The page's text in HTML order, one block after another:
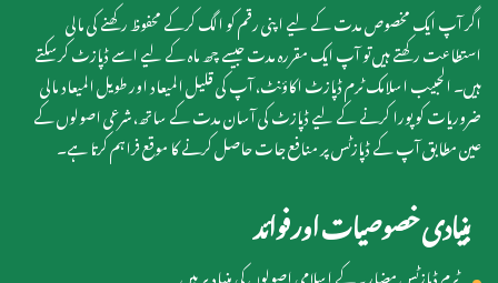
اگر آپ ایک مخصوص مدت کے لیے اپنی رقم کو الگ کرکے محفوظ رکھنے کی مالی
استطاعت رکھتے ہیں تو آپ ایک مقررہ مدت جیسے چھ ماہ کے لیے اسے ڈپازٹ کرسکتے
ہیں۔ الحبیب اسلامک ٹرم ڈپازٹ اکاؤنٹ، آپ کی قلیل المیعاد اور طویل المیعاد مالی
ضروریات کو پورا کرنے کے لیے ڈپازٹ کی آسان مدت کے ساتھ، شرعی اصولوں کے
عین مطابق آپ کے ڈپازٹس پر منافع جات حاصل کرنے کا موقع فراہم کرتا ہے۔
بنیادی خصوصیات اور فوائد
ٹرم ڈپازٹس مضاربہ کے اسلامی اصولوں کی بنیاد پر ہیں